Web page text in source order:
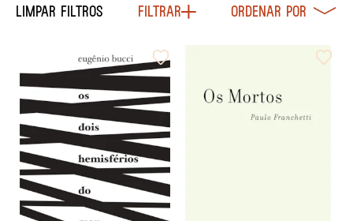
Filtrar
Limpar filtros